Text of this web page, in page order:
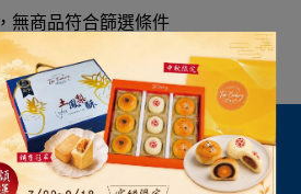
無商品符合篩選條件
重新輸入篩選